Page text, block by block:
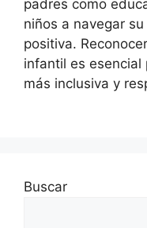
padres como
niños a navegar
positiva.
infantil es esencial
más inclusiva y
Buscar